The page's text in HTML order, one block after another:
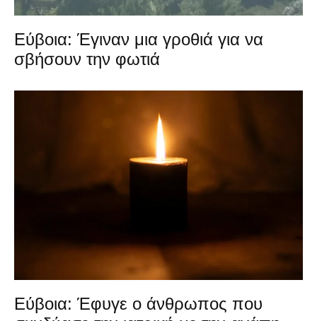
Εύβοια: Έγιναν μια γροθιά για να
σβήσουν την φωτιά
Εύβοια: Έφυγε ο άνθρωπος που